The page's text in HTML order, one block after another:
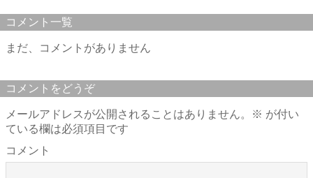
コメント一覧
まだ、コメントがありません
コメントをどうぞ
メールアドレスが公開されることはありません。 ※ が付い
ている欄は必須項目です
コメント